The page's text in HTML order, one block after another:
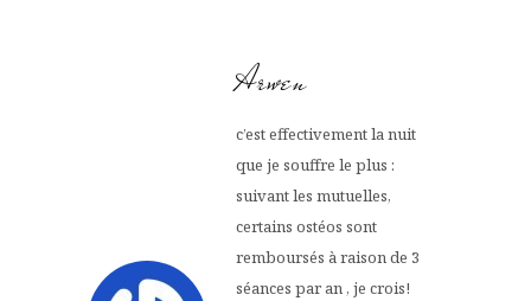
Arwen
c’est effectivement la nuit
que je souffre le plus :
suivant les mutuelles,
certains ostéos sont
remboursés à raison de 3
séances par an , je crois!